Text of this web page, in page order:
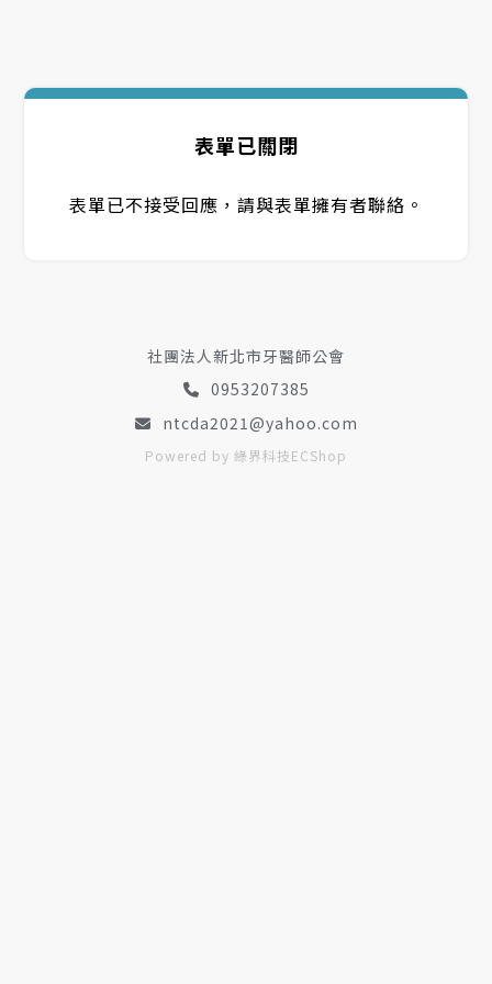
表單已關閉
表單已不接受回應，請與表單擁有者聯絡。
社團法人新北市牙醫師公會
0953207385
ntcda2021@yahoo.com
Powered by 綠界科技ECShop